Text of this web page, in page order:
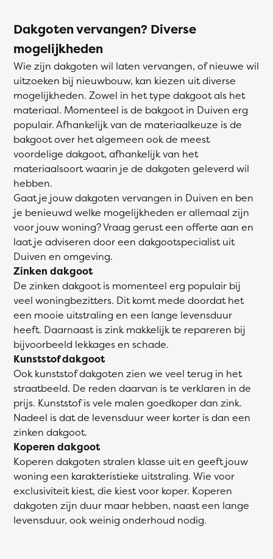
Dakgoten vervangen? Diverse
mogelijkheden
Wie zijn dakgoten wil laten vervangen, of nieuwe wil
uitzoeken bij nieuwbouw, kan kiezen uit diverse
mogelijkheden. Zowel in het type dakgoot als het
materiaal. Momenteel is de bakgoot in Duiven erg
populair. Afhankelijk van de materiaalkeuze is de
bakgoot over het algemeen ook de meest
voordelige dakgoot, afhankelijk van het
materiaalsoort waarin je de dakgoten geleverd wil
hebben.
Gaat je jouw dakgoten vervangen in Duiven en ben
je benieuwd welke mogelijkheden er allemaal zijn
voor jouw woning? Vraag gerust een offerte aan en
laat je adviseren door een dakgootspecialist uit
Duiven en omgeving.
Zinken dakgoot
De zinken dakgoot is momenteel erg populair bij
veel woningbezitters. Dit komt mede doordat het
een mooie uitstraling en een lange levensduur
heeft. Daarnaast is zink makkelijk te repareren bij
bijvoorbeeld lekkages en schade.
Kunststof dakgoot
Ook kunststof dakgoten zien we veel terug in het
straatbeeld. De reden daarvan is te verklaren in de
prijs. Kunststof is vele malen goedkoper dan zink.
Nadeel is dat de levensduur weer korter is dan een
zinken dakgoot.
Koperen dakgoot
Koperen dakgoten stralen klasse uit en geeft jouw
woning een karakteristieke uitstraling. Wie voor
exclusiviteit kiest, die kiest voor koper. Koperen
dakgoten zijn duur maar hebben, naast een lange
levensduur, ook weinig onderhoud nodig.